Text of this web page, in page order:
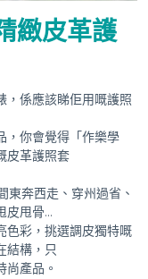
緻皮革護
，係應該睇佢用嘅護照
，你會覺得「作樂學
皮革護照套
奔西走、穿州過省、
皮甩骨…
色彩，挑選調皮獨特嘅
結構，只
產品。